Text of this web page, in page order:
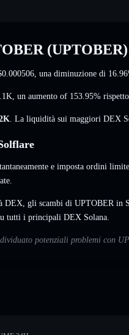
(UPTOBER)
, una diminuzione di
un aumento of 153.95%
. La liquidità sui maggiori DEX
e imposta ordini
gli scambi di UPTOBER in
tutti i principali DEX Solana.
potenziali problemi con